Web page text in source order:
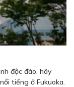
độc đáo, hãy
tiếng ở Fukuoka.